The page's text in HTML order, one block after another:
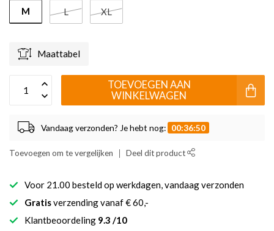
M L XL
Maattabel
TOEVOEGEN AAN
WINKELWAGEN
Vandaag verzonden? Je hebt nog: 00:36:50
Toevoegen om te vergelijken Deel dit product
Voor 21.00 besteld op werkdagen, vandaag verzonden
Gratisverzending vanaf € 60,-
Klantbeoordeling 9.3 /10